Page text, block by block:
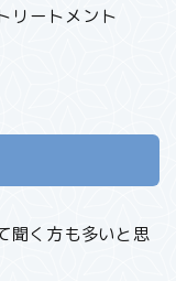
リートメント
聞く方も多いと思